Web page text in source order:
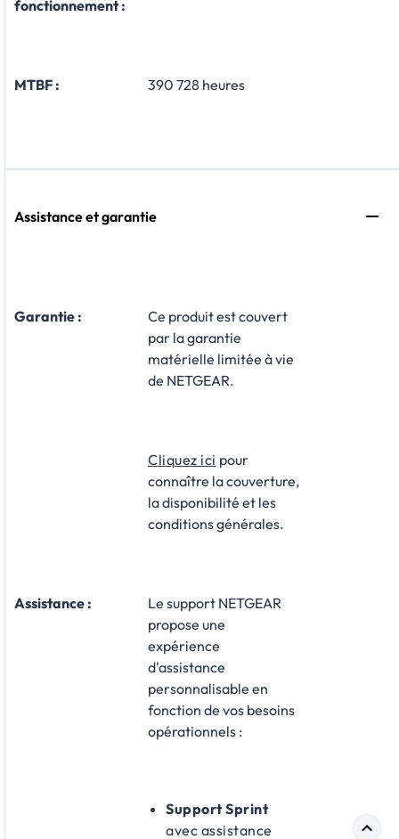
fonctionnement :
MTBF : 390 728 heures
Assistance et garantie
Garantie :
​Ce produit est couvert
par la garantie
matérielle limitée à vie
de NETGEAR.
Cliquez ici pour
connaître la couverture,
la disponibilité et les
conditions générales.
Assistance :
Le support NETGEAR
propose une
expérience
d'assistance
personnalisable en
fonction de vos besoins
opérationnels :​
Support Sprint
avec assistance